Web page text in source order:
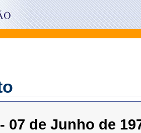
07 de Junho de